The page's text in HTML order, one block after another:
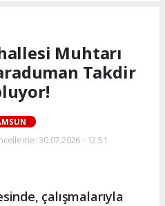
Muhtarı
Takdir
30.07.2026 - 12:51
çalışmalarıyla